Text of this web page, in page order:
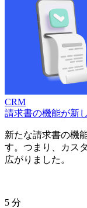
CRM
請求書の機能が新
新たな請求書の機
す。つまり、カス
広がりました。
5 分